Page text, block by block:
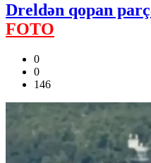
Dreldən qopan
FOTO
0
0
146